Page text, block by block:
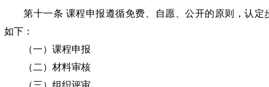
第十一条 课程申报遵循免费、自愿、公开的原则，认定
如下：
（一）课程申报
（二）材料审核
（三）组织评审